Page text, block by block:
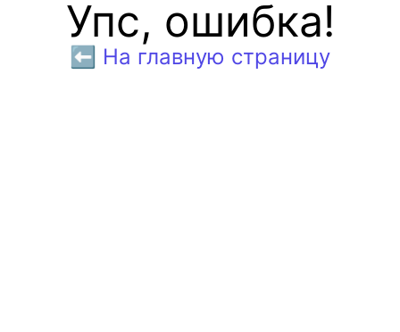
Упс, ошибка!
⬅️ На главную страницу